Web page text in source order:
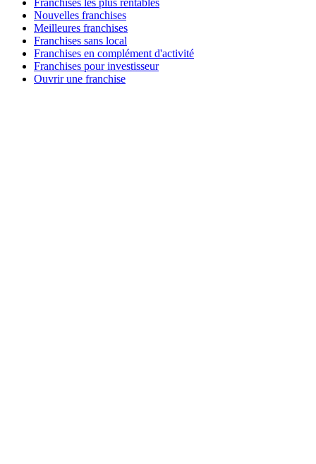
Nouvelles franchises
Meilleures franchises
Franchises sans local
Franchises en complément d'activité
Franchises pour investisseur
Ouvrir une franchise